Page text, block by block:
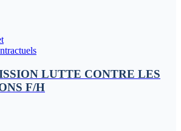
LUTTE CONTRE LES
F/H